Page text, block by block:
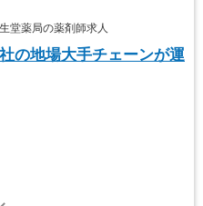
薬局の薬剤師求人
の地場大手チェーンが運